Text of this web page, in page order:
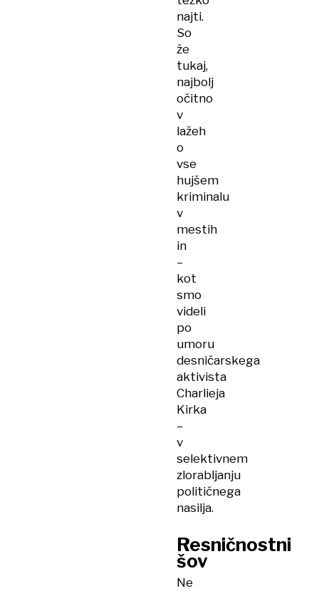
najti.
So
že
tukaj,
najbolj
očitno
v
lažeh
o
vse
hujšem
kriminalu
v
mestih
in
–
kot
smo
videli
po
umoru
desničarskega
aktivista
Charlieja
Kirka
–
v
selektivnem
zlorabljanju
političnega
nasilja.
Resničnostni
šov
Ne